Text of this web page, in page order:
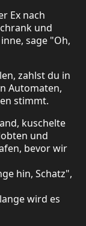
Ex nach
und
sage "Oh,
zahlst du in
Automaten,
stimmt.
kuschelte
und
bevor wir
hin, Schatz",
wird es